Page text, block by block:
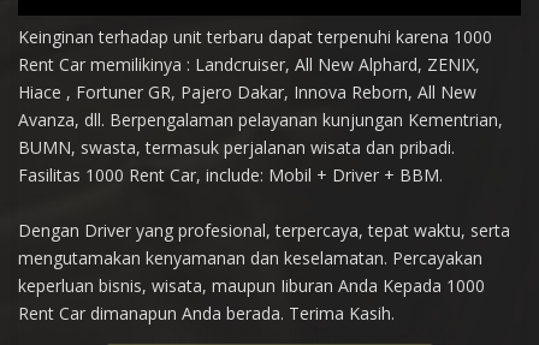
Keinginan terhadap unit terbaru dapat terpenuhi karena 1000
Rent Car memilikinya : Landcruiser, All New Alphard, ZENIX,
Hiace , Fortuner GR, Pajero Dakar, Innova Reborn, All New
Avanza, dll. Berpengalaman pelayanan kunjungan Kementrian,
BUMN, swasta, termasuk perjalanan wisata dan pribadi.
Fasilitas 1000 Rent Car, include: Mobil + Driver + BBM.
Dengan Driver yang profesional, terpercaya, tepat waktu, serta
mengutamakan kenyamanan dan keselamatan. Percayakan
keperluan bisnis, wisata, maupun Iiburan Anda Kepada 1000
Rent Car dimanapun Anda berada. Terima Kasih.